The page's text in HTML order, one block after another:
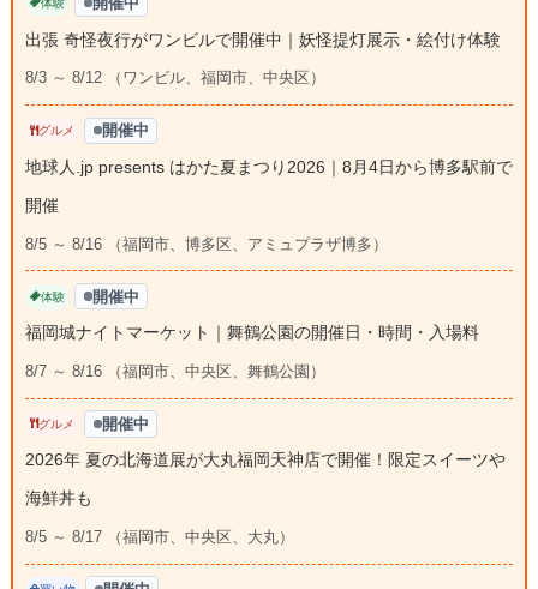
体験
出張 奇怪夜行がワンビルで開催中｜妖怪提灯展示・絵付け体験
8/3 ～ 8/12 （ワンビル、福岡市、中央区）
グルメ 開催中
地球人.jp presents はかた夏まつり2026｜8月4日から博多駅前で
開催
8/5 ～ 8/16 （福岡市、博多区、アミュプラザ博多）
体験 開催中
福岡城ナイトマーケット｜舞鶴公園の開催日・時間・入場料
8/7 ～ 8/16 （福岡市、中央区、舞鶴公園）
グルメ 開催中
2026年 夏の北海道展が大丸福岡天神店で開催！限定スイーツや
海鮮丼も
8/5 ～ 8/17 （福岡市、中央区、大丸）